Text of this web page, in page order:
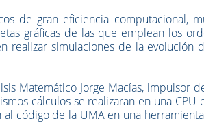
de gran eficiencia computacional,
gráficas de las que emplean los
realizar simulaciones de la evolución
Matemático Jorge Macías, impulsor
cálculos se realizaran en una CPU
código de la UMA en una